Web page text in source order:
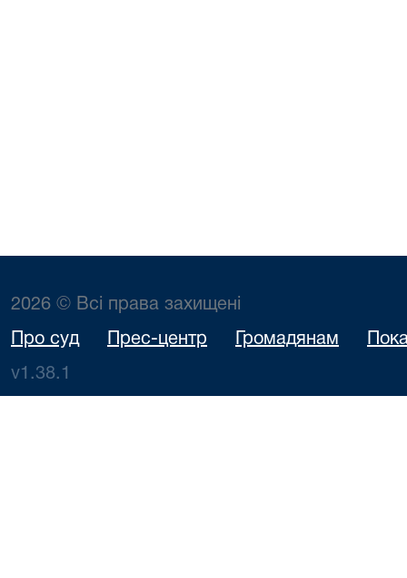
2026 © Всі права захищені
Про суд Прес-центр Громадянам
v1.38.1